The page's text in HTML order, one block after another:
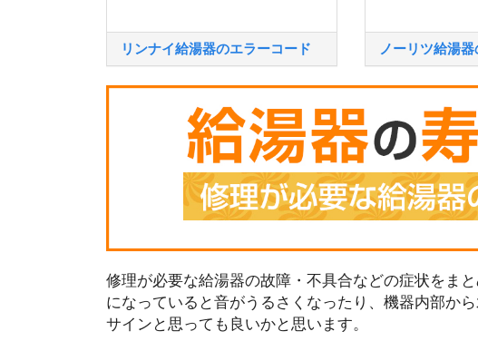
リンナイ給湯器のエラーコード ノーリツ給湯
修理が必要な給湯器の故障・不具合などの症状をま
になっていると音がうるさくなったり、機器内部か
サインと思っても良いかと思います。